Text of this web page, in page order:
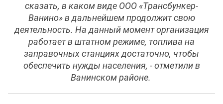
сказать, в каком виде ООО «Трансбункер-
Ванино» в дальнейшем продолжит свою
деятельность. На данный момент организация
работает в штатном режиме, топлива на
заправочных станциях достаточно, чтобы
обеспечить нужды населения, - отметили в
Ванинском районе.